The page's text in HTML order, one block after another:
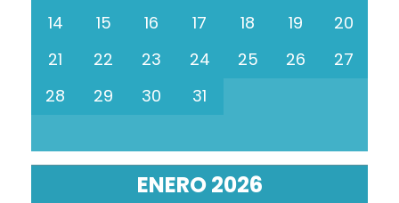
14
15 16 17 18 19
20
21
22 23 24 25 26
27
28
29 30 31
ENERO 2026